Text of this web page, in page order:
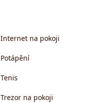
Internet na pokoji
Potápění
Tenis
Trezor na pokoji